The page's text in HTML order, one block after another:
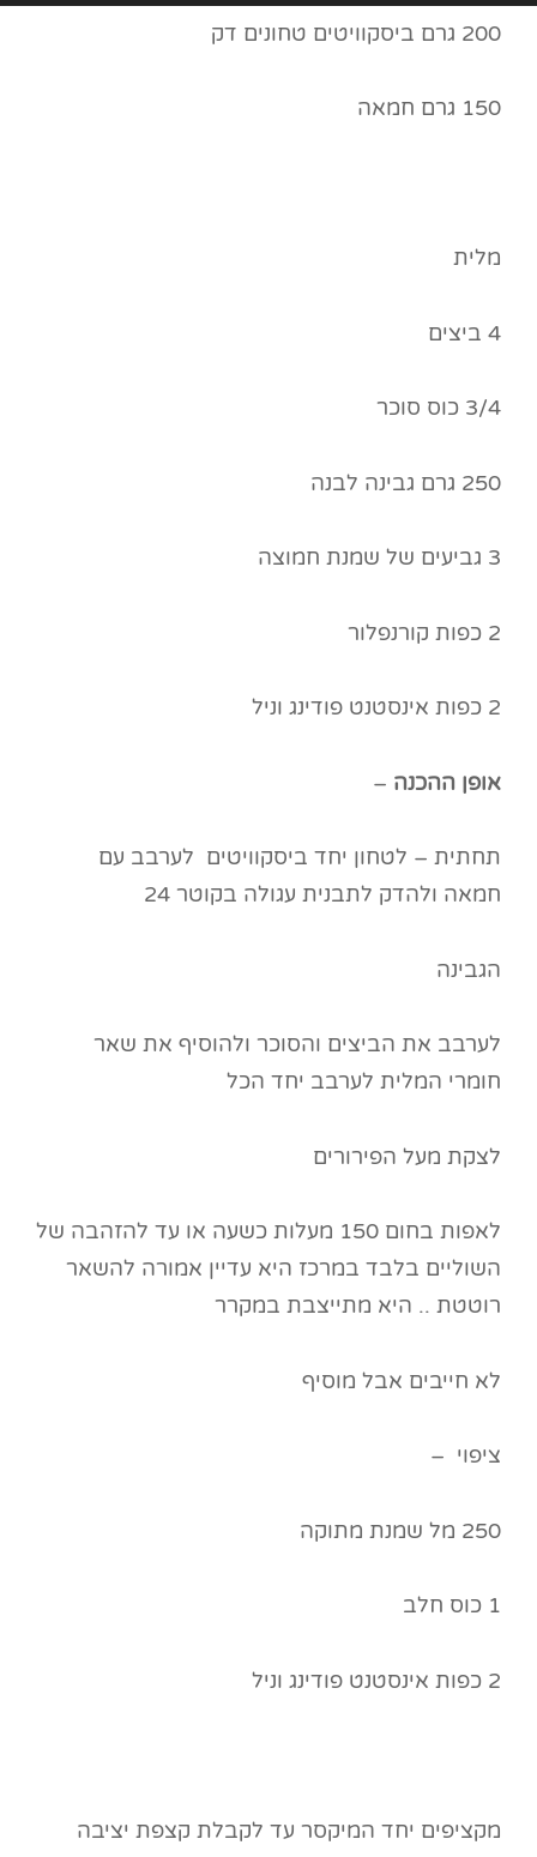
200 גרם ביסקוויטים טחונים דק
150 גרם חמאה
מלית
4 ביצים
3/4 כוס סוכר
250 גרם גבינה לבנה
3 גביעים של שמנת חמוצה
2 כפות קורנפלור
2 כפות אינסטנט פודינג וניל
אופן ההכנה –
תחתית – לטחון יחד ביסקוויטים לערבב עם
חמאה ולהדק לתבנית עגולה בקוטר 24
הגבינה
לערבב את הביצים והסוכר ולהוסיף את שאר
חומרי המלית לערבב יחד הכל
לצקת מעל הפירורים
לאפות בחום 150 מעלות כשעה או עד להזהבה של
השוליים בלבד במרכז היא עדיין אמורה להשאר
רוטטת .. היא מתייצבת במקרר
לא חייבים אבל מוסיף
ציפוי –
250 מל שמנת מתוקה
1 כוס חלב
2 כפות אינסטנט פודינג וניל
מקציפים יחד המיקסר עד לקבלת קצפת יציבה